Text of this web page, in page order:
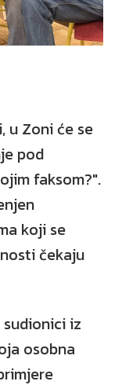
u Zoni će se
pod
faksom?".
koji se
čekaju
iz
osobna